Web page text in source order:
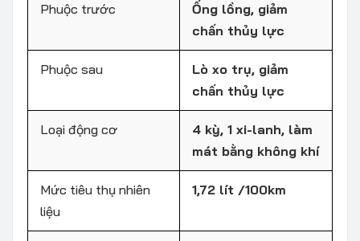
Phuộc trước
Ống lồng, giảm
chấn thủy lực
Phuộc sau
Lò xo trụ, giảm
chấn thủy lực
Loại động cơ
4 kỳ, 1 xi-lanh, làm
mát bằng không khí
Mức tiêu thụ nhiên
liệu
1,72 lít /100km